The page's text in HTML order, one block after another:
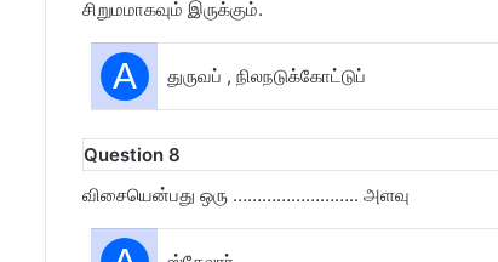
சிறுமமாகவும் இருக்கும்.
A துருவப் , நிலநடுக்கோட்டுப்
Question 8
விசையென்பது ஒரு …………………….. அளவு